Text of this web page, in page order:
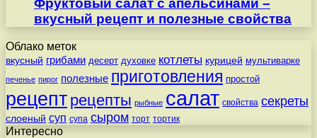
Фруктовый салат с апельсинами –
вкусный рецепт и полезные свойства
Облако меток
вкусный грибами десерт духовке котлеты курицей мультиварке
печенье пирог полезные приготовления простой
рецепт рецепты рыбные салат свойства секреты
слоеный суп супа сыром торт тортик
Интересно